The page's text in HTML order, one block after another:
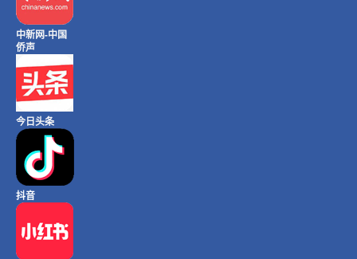
中新网-中国
侨声
今日头条
抖音